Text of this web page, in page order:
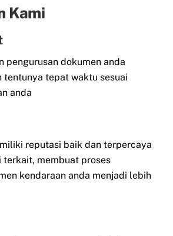
Kami
pengurusan dokumen anda
tentunya tepat waktu sesuai
anda
reputasi baik dan terpercaya
terkait, membuat proses
kendaraan anda menjadi lebih